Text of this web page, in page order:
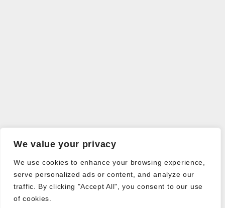
We value your privacy
We use cookies to enhance your browsing experience,
serve personalized ads or content, and analyze our
traffic. By clicking "Accept All", you consent to our use
of cookies.